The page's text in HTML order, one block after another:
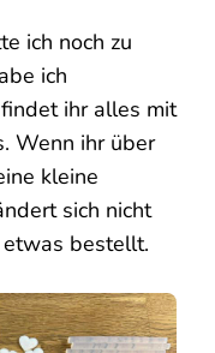
ich noch zu
ich
ihr alles mit
Wenn ihr über
kleine
sich nicht
etwas bestellt.